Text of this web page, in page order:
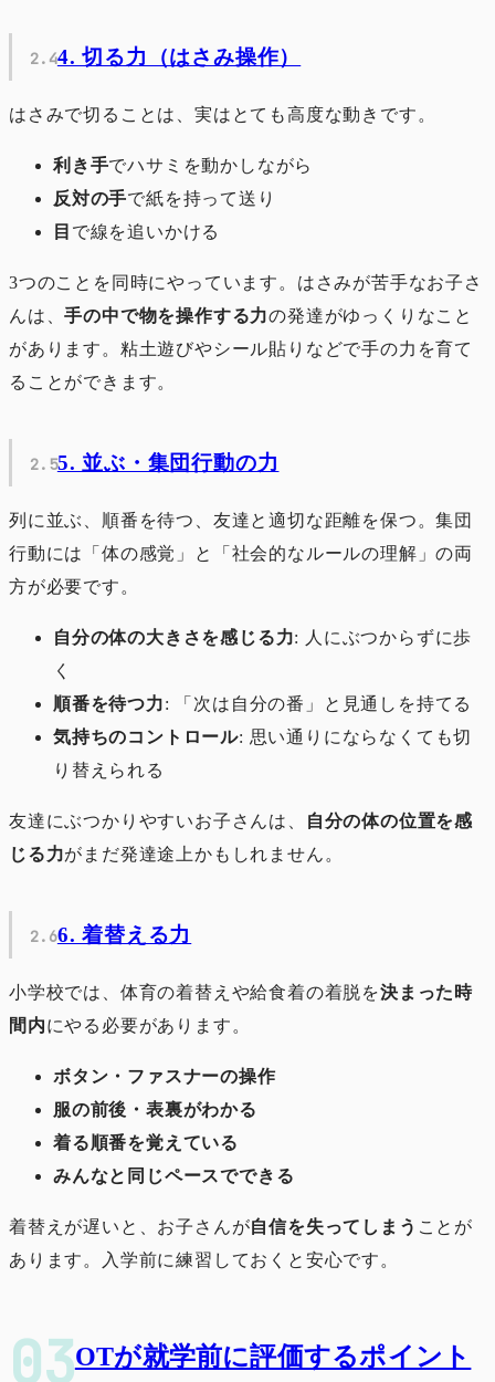
4. 切る力（はさみ操作）
はさみで切ることは、実はとても高度な動きです。
利き手でハサミを動かしながら
反対の手で紙を持って送り
目 で線を追いかける
3つのことを同時にやっています。はさみが苦手なお子さ
んは、手の中で物を操作する力の発達がゆっくりなこと
があります。粘土遊びやシール貼りなどで手の力を育て
ることができます。
5. 並ぶ・集団行動の力
列に並ぶ、順番を待つ、友達と適切な距離を保つ。集団
行動には「体の感覚」と「社会的なルールの理解」の両
方が必要です。
自分の体の大きさを感じる力: 人にぶつからずに歩
く
順番を待つ力: 「次は自分の番」と見通しを持てる
気持ちのコントロール: 思い通りにならなくても切
り替えられる
友達にぶつかりやすいお子さんは、
自分の体の位置を感
じる力がまだ発達途上かもしれません。
6. 着替える力
小学校では、体育の着替えや給食着の着脱を決まった時
間内にやる必要があります。
ボタン・ファスナーの操作
服の前後・表裏がわかる
着る順番を覚えている
みんなと同じペースでできる
着替えが遅いと、お子さんが自信を失ってしまう ことが
あります。入学前に練習しておくと安心です。
OTが就学前に評価するポイント